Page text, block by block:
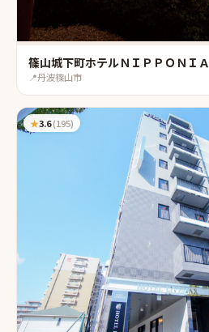
篠山城下町ホテルＮＩＰＰＯＮＩＡ
📍丹波篠山市
★3.6(195)